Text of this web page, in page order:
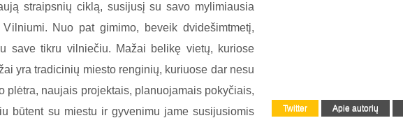
straipsnių ciklą, susijusį su savo mylimiausia
Nuo pat gimimo, beveik dvidešimtmetį,
save tikru vilniečiu. Mažai belikę vietų, kuriose
yra tradicinių miesto renginių, kuriuose dar nesu
plėtra, naujais projektais, planuojamais pokyčiais,
būtent su miestu ir gyvenimu jame susijusiomis
Twitter Apie autorių